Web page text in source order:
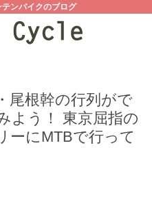
ンバイクのブログ
尾根幹の行列がで
よう！ 東京屈指の
ーにMTBで行って